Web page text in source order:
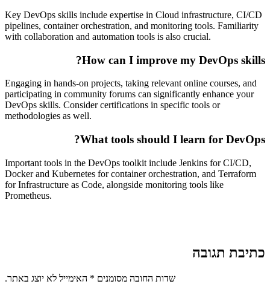
Key DevOps skills include expertise in Cloud infrastructure, CI/CD
pipelines, container orchestration, and monitoring tools. Familiarity
with collaboration and automation tools is also crucial.
How can I improve my DevOps skills?
Engaging in hands-on projects, taking relevant online courses, and
participating in community forums can significantly enhance your
DevOps skills. Consider certifications in specific tools or
methodologies as well.
What tools should I learn for DevOps?
Important tools in the DevOps toolkit include Jenkins for CI/CD,
Docker and Kubernetes for container orchestration, and Terraform
for Infrastructure as Code, alongside monitoring tools like
Prometheus.
כתיבת תגובה
האימייל לא יוצג באתר. שדות החובה מסומנים *